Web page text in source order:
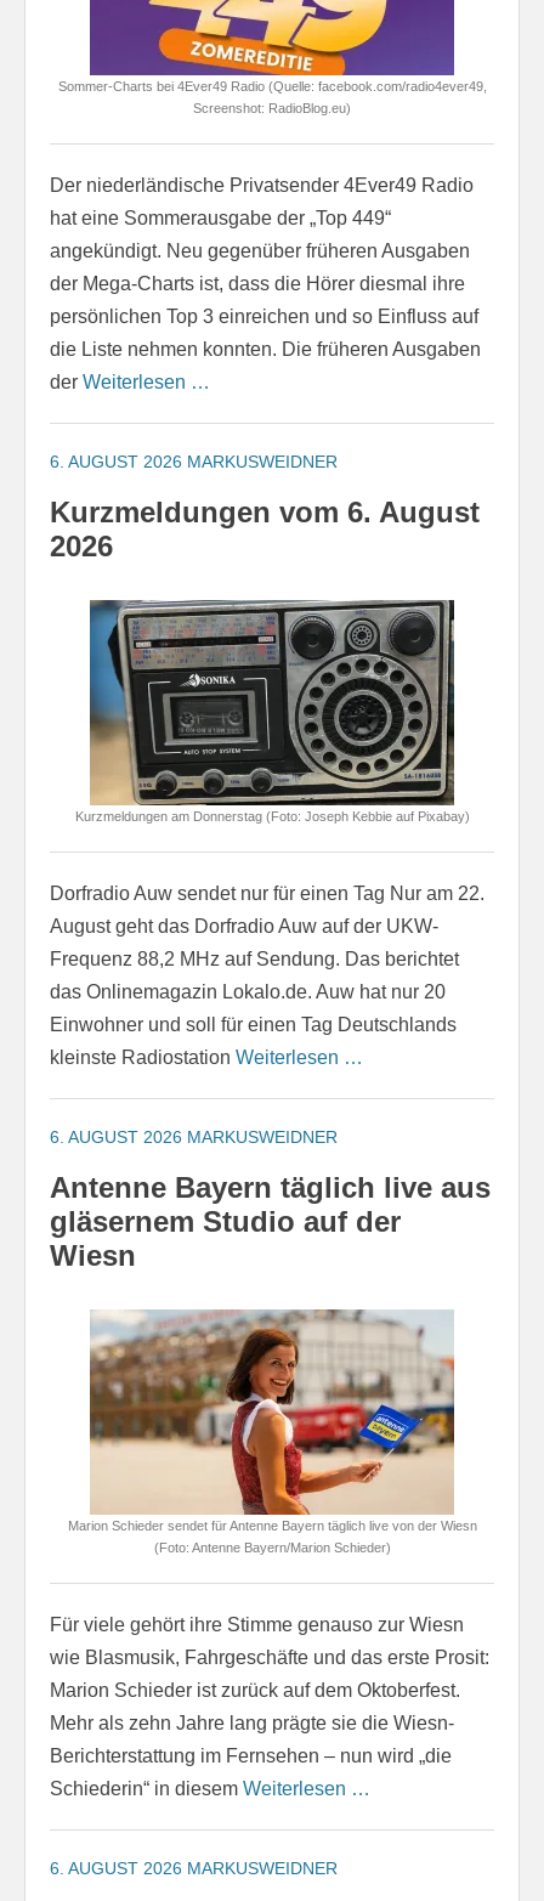
Sommer-Charts bei 4Ever49 Radio (Quelle: facebook.com/radio4ever49,
Screenshot: RadioBlog.eu)
Der niederländische Privatsender 4Ever49 Radio
hat eine Sommerausgabe der „Top 449“
angekündigt. Neu gegenüber früheren Ausgaben
der Mega-Charts ist, dass die Hörer diesmal ihre
persönlichen Top 3 einreichen und so Einfluss auf
die Liste nehmen konnten. Die früheren Ausgaben
der Weiterlesen …
6. AUGUST 2026 MARKUSWEIDNER
Kurzmeldungen vom 6. August
2026
Kurzmeldungen am Donnerstag (Foto: Joseph Kebbie auf Pixabay)
Dorfradio Auw sendet nur für einen Tag Nur am 22.
August geht das Dorfradio Auw auf der UKW-
Frequenz 88,2 MHz auf Sendung. Das berichtet
das Onlinemagazin Lokalo.de. Auw hat nur 20
Einwohner und soll für einen Tag Deutschlands
kleinste Radiostation Weiterlesen …
6. AUGUST 2026 MARKUSWEIDNER
Antenne Bayern täglich live aus
gläsernem Studio auf der
Wiesn
Marion Schieder sendet für Antenne Bayern täglich live von der Wiesn
(Foto: Antenne Bayern/Marion Schieder)
Für viele gehört ihre Stimme genauso zur Wiesn
wie Blasmusik, Fahrgeschäfte und das erste Prosit:
Marion Schieder ist zurück auf dem Oktoberfest.
Mehr als zehn Jahre lang prägte sie die Wiesn-
Berichterstattung im Fernsehen – nun wird „die
Schiederin“ in diesem Weiterlesen …
6. AUGUST 2026 MARKUSWEIDNER